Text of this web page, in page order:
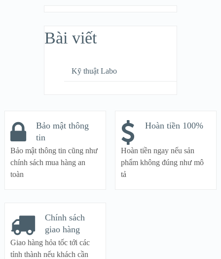
Bài viết
Kỹ thuật Labo
Bảo mật thông
tin
Bảo mật thông tin cũng như
chính sách mua hàng an
toàn
Hoàn tiền 100%
Hoàn tiền ngay nếu sản
phẩm không đúng như mô
tả
Chính sách
giao hàng
Giao hàng hỏa tốc tới các
tỉnh thành nếu khách cần